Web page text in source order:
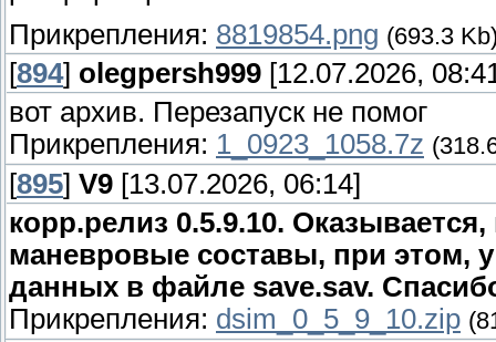
Прикрепления: 8819854.png (693.3
[894] olegpersh999 [12.07.2026,
вот архив. Перезапуск не помог
Прикрепления: 1_0923_1058.7z
[895] V9 [13.07.2026, 06:14]
корр.релиз 0.5.9.10.
маневровые составы, при этом,
данных в файле save.sav.
Прикрепления: dsim_0_5_9_10.zip